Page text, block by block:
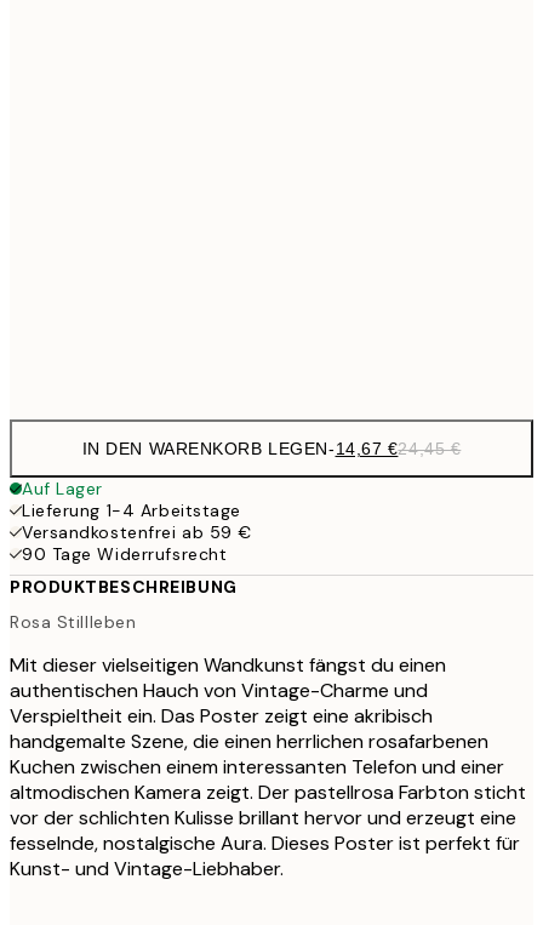
IN DEN WARENKORB LEGEN-14,67 €24,45 €
Auf Lager
Lieferung 1-4 Arbeitstage
Versandkostenfrei ab 59 €
90 Tage Widerrufsrecht
PRODUKTBESCHREIBUNG
Rosa Stillleben
Mit dieser vielseitigen Wandkunst fängst du einen
authentischen Hauch von Vintage-Charme und
Verspieltheit ein. Das Poster zeigt eine akribisch
handgemalte Szene, die einen herrlichen rosafarbenen
Kuchen zwischen einem interessanten Telefon und einer
altmodischen Kamera zeigt. Der pastellrosa Farbton sticht
vor der schlichten Kulisse brillant hervor und erzeugt eine
fesselnde, nostalgische Aura. Dieses Poster ist perfekt für
Kunst- und Vintage-Liebhaber.